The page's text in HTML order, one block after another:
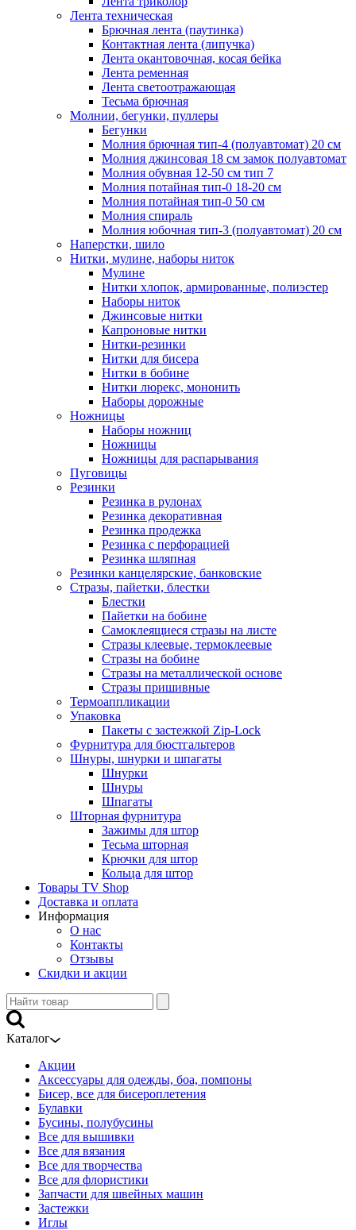
Лента техническая
Брючная лента (паутинка)
Контактная лента (липучка)
Лента окантовочная, косая бейка
Лента ременная
Лента светоотражающая
Тесьма брючная
Молнии, бегунки, пуллеры
Бегунки
Молния брючная тип-4 (полуавтомат) 20 см
Молния джинсовая 18 см замок полуавтомат
Молния обувная 12-50 см тип 7
Молния потайная тип-0 18-20 см
Молния потайная тип-0 50 см
Молния спираль
Молния юбочная тип-3 (полуавтомат) 20 см
Наперстки, шило
Нитки, мулине, наборы ниток
Мулине
Нитки хлопок, армированные, полиэстер
Наборы ниток
Джинсовые нитки
Капроновые нитки
Нитки-резинки
Нитки для бисера
Нитки в бобине
Нитки люрекс, мононить
Наборы дорожные
Ножницы
Наборы ножниц
Ножницы
Ножницы для распарывания
Пуговицы
Резинки
Резинка в рулонах
Резинка декоративная
Резинка продежка
Резинка с перфорацией
Резинка шляпная
Резинки канцелярские, банковские
Стразы, пайетки, блестки
Блестки
Пайетки на бобине
Самоклеящиеся стразы на листе
Стразы клеевые, термоклеевые
Стразы на бобине
Стразы на металлической основе
Стразы пришивные
Термоаппликации
Упаковка
Пакеты с застежкой Zip-Lock
Фурнитура для бюстгальтеров
Шнуры, шнурки и шпагаты
Шнурки
Шнуры
Шпагаты
Шторная фурнитура
Зажимы для штор
Тесьма шторная
Крючки для штор
Кольца для штор
Товары TV Shop
Доставка и оплата
Информация
О нас
Контакты
Отзывы
Скидки и акции
Каталог
Акции
Аксессуары для одежды, боа, помпоны
Бисер, все для бисероплетения
Булавки
Бусины, полубусины
Все для вышивки
Все для вязания
Все для творчества
Все для флористики
Запчасти для швейных машин
Застежки
Иглы